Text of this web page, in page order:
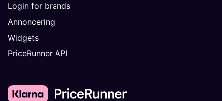
Login for brands
Annoncering
Widgets
PriceRunner API